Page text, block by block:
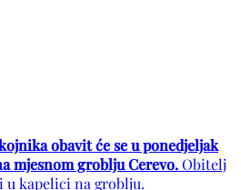
obavit će se u ponedjeljak
mjesnom groblju Cerevo.Obitelj
u kapelici na groblju.